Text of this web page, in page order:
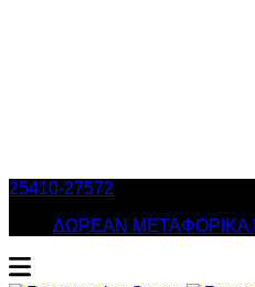
25410-27572
ΔΩΡΕΑΝ ΜΕΤΑΦΟΡΙΚΑ